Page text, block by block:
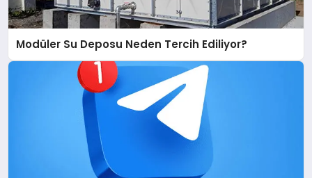
Modüler Su Deposu Neden Tercih Ediliyor?